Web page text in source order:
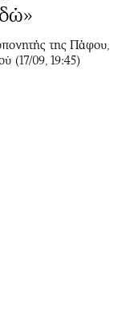
της Πάφου,
(17/09, 19:45)